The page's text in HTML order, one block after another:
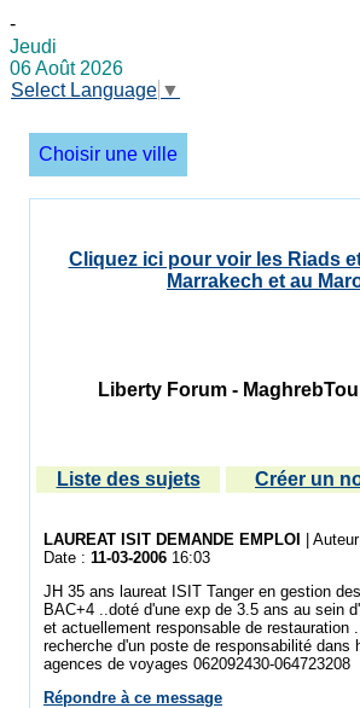
-
Jeudi
06 Août 2026
Select Language ▼
Choisir une ville
Cliquez ici pour voir les Riads
Marrakech et au
Liberty Forum -
Liste des sujets Créer un
LAUREAT ISIT DEMANDE EMPLOI |
Date : 11-03-2006 16:03
JH 35 ans laureat ISIT Tanger en gestion
BAC+4 ..doté d'une exp de 3.5 ans au sein
et actuellement responsable de restauration
recherche d'un poste de responsabilité dans
agences de voyages 062092430-064723208
Répondre à ce message